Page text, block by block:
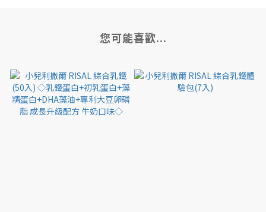
您可能喜歡...